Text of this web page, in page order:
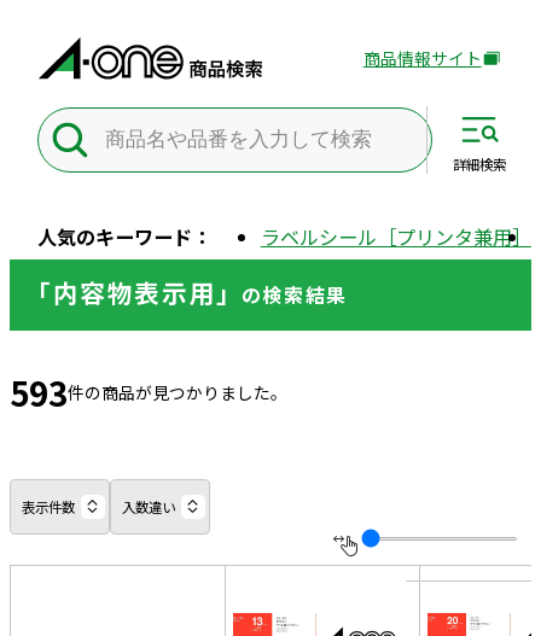
外
サ
別
ン
す
商品情報サイト
人気のキーワード： ラベルシール［プリンタ兼用］
詳細検索
「内容物表示用」 の検索結果
593件の商品が見つかりました。
表示件数 入数違い